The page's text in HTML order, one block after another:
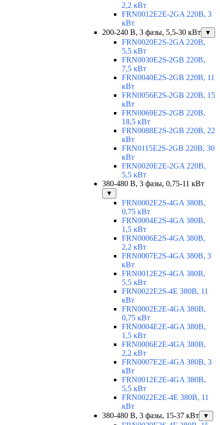
2,2 кВт
FRN0012E2E-2GA 220В, 3
кВт
200-240 В, 3 фазы, 5,5-30 кВт
▼
FRN0020E2S-2GA 220В,
5,5 кВт
FRN0030E2S-2GB 220В,
7,5 кВт
FRN0040E2S-2GB 220В, 11
кВт
FRN0056E2S-2GB 220В, 15
кВт
FRN0069E2S-2GB 220В,
18,5 кВт
FRN0088E2S-2GB 220В, 22
кВт
FRN0115E2S-2GB 220В, 30
кВт
FRN0020E2E-2GA 220В,
5,5 кВт
380-480 В, 3 фазы, 0,75-11 кВт
▼
FRN0002E2S-4GA 380В,
0,75 кВт
FRN0004E2S-4GA 380В,
1,5 кВт
FRN0006E2S-4GA 380В,
2,2 кВт
FRN0007E2S-4GA 380В, 3
кВт
FRN0012E2S-4GA 380В,
5,5 кВт
FRN0022E2S-4E 380В, 11
кВт
FRN0002E2E-4GA 380В,
0,75 кВт
FRN0004E2E-4GA 380В,
1,5 кВт
FRN0006E2E-4GA 380В,
2,2 кВт
FRN0007E2E-4GA 380В, 3
кВт
FRN0012E2E-4GA 380В,
5,5 кВт
FRN0022E2E-4E 380В, 11
кВт
380-480 В, 3 фазы, 15-37 кВт
▼